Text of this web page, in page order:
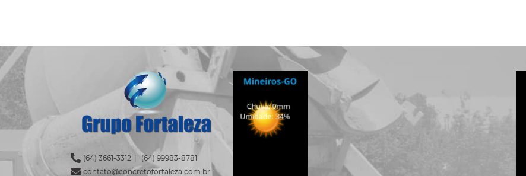
Ícone Telefone
(64) 3661-3312 (64) 99983-8781
Ícone Envelope
contato@concretofortaleza.com.br